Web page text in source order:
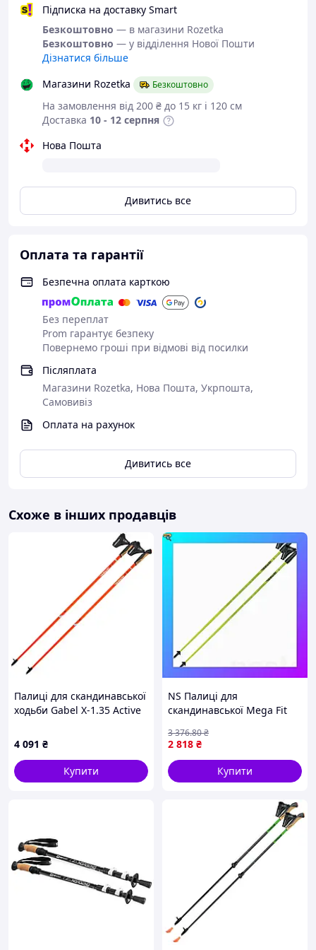
Призначення: оздоровча (скандинавська)
ходьба, піші походи
Конструкція: телескопічна, регульована
Кількість колін: 3
Матеріали виготовлення:
основний: дюралюмінієвий сплав
рукоять: прогумований пластик
наконечник: сталь
Габаритні розміри:
довжина загальна максимальна: 135 см
діаметр основний: 2 см
Тип система амортизації: пружинна
Вага пари: 600 г
Упаковка: поліетиленова, м'яка
Підписка на доставку Smart
Безкоштовно — в магазини Rozetka
Безкоштовно — у відділення Нової Пошти
Дізнатися більше
Магазини Rozetka
Безкоштовно
На замовлення від 200 ₴ до 15 кг і 120 см
Доставка 10 - 12 серпня
Нова Пошта
Дивитись все
Оплата та гарантії
Безпечна оплата карткою
Без переплат
Prom гарантує безпеку
Повернемо гроші при відмові від посилки
Післяплата
Магазини Rozetka, Нова Пошта, Укрпошта,
Самовивіз
Оплата на рахунок
Дивитись все
Схоже в інших продавців
Палиці для скандинавської
ходьби Gabel X-1.35 Active
(7009361151150) легкі
карбонові для змагань
4 091 ₴
Купити
NS Палиці для
скандинавської Mega Fit
(7009341361050) Nes22/Q
2 818 ₴
3 376.80₴
Купити